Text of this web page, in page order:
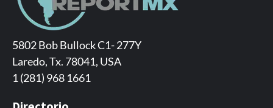
5802 Bob Bullock C1- 277Y
Laredo, Tx. 78041, USA
1 (281) 968 1661